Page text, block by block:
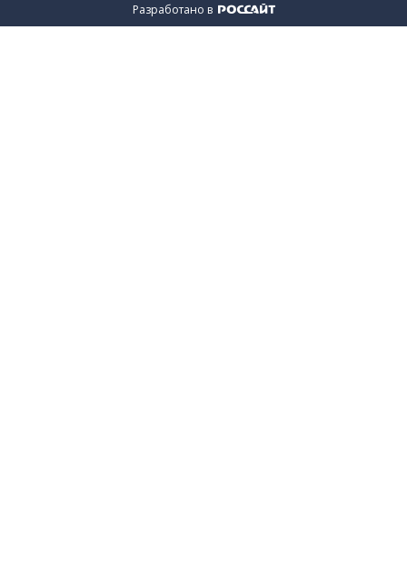
Разработано в